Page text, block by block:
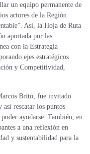
un equipo permanente de
actores de la Región
Así, la Hoja de Ruta
aportada por las
con la Estrategia
ejes estratégicos
y Competitividad,
Brito, fue invitado
rescatar los puntos
ayudarse. También, en
a una reflexión en
y sustentabilidad para la